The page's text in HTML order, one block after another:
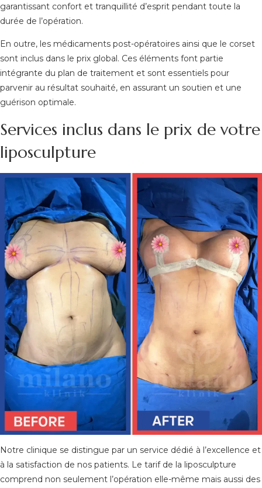
garantissant confort et tranquillité d’esprit pendant toute la
durée de l’opération.
En outre, les médicaments post-opératoires ainsi que le corset
sont inclus dans le prix global. Ces éléments font partie
intégrante du plan de traitement et sont essentiels pour
parvenir au résultat souhaité, en assurant un soutien et une
guérison optimale.
Services inclus dans le prix de votre
liposculpture
Notre clinique se distingue par un service dédié à l’excellence et
à la satisfaction de nos patients. Le tarif de la liposculpture
comprend non seulement l’opération elle-même mais aussi des